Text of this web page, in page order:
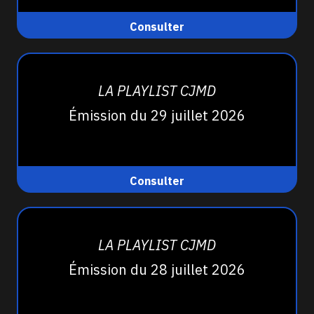
Consulter
LA PLAYLIST CJMD
Émission du 29 juillet 2026
Consulter
LA PLAYLIST CJMD
Émission du 28 juillet 2026